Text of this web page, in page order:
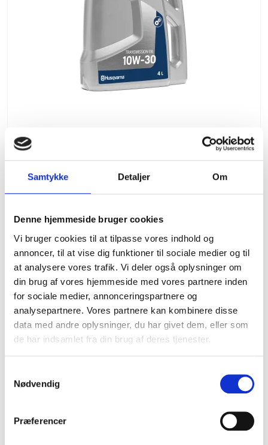
Samtykke Detaljer Om
Denne hjemmeside bruger cookies
Vi bruger cookies til at tilpasse vores indhold og
annoncer, til at vise dig funktioner til sociale medier og til
at analysere vores trafik. Vi deler også oplysninger om
din brug af vores hjemmeside med vores partnere inden
for sociale medier, annonceringspartnere og
analysepartnere. Vores partnere kan kombinere disse
data med andre oplysninger, du har givet dem, eller som
de har indsamlet fra din brug af deres tjenester.
Nødvendig
Præferencer
Husqvarna transmissionsolie 10W30 - 4T - 4L
589,00 DKK
(inkl. moms)
VIS PRODUKT